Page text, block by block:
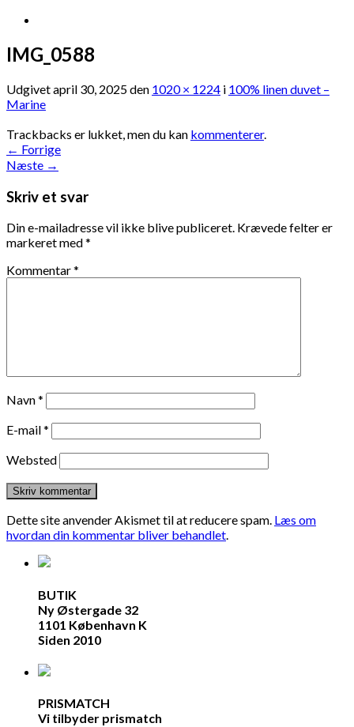
IMG_0588
Udgivetapril 30, 2025den 1020 × 1224 i 100% linen duvet –
Marine
Trackbacks er lukket, men du kan kommenterer.
← Forrige
Næste →
Skriv et svar
Din e-mailadresse vil ikke blive publiceret. Krævede felter er
markeret med*
Kommentar*
Navn*
E-mail*
Websted
Dette site anvender Akismet til at reducere spam. Læs om
hvordan din kommentar bliver behandlet.
BUTIK
Ny Østergade 32
1101 København K
Siden 2010
PRISMATCH
Vi tilbyder prismatch